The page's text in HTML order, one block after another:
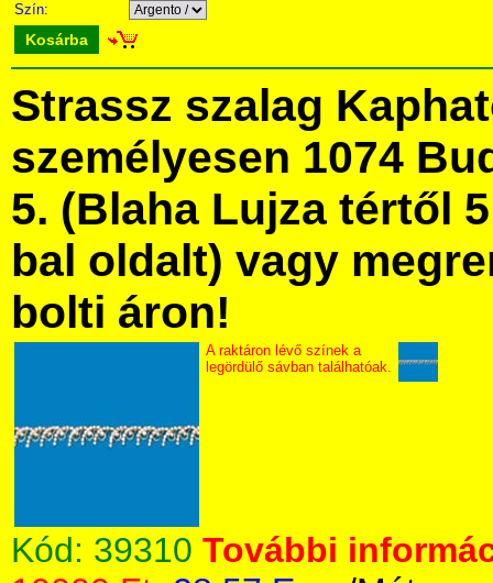
Szín:
Kosárba
Strassz szalag
személyesen 1074
5. (Blaha Lujza tértől
bal oldalt) vagy
bolti áron!
A raktáron lévő színek a
legördülő sávban találhatóak.
Kód: 39310 További